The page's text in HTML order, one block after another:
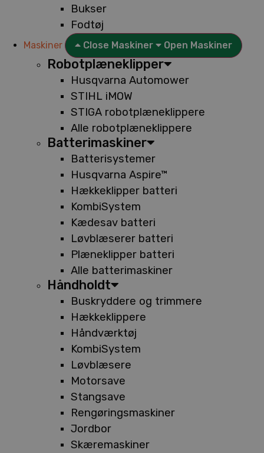
Bukser
Fodtøj
Maskiner Close Maskiner Open Maskiner
Robotplæneklipper
Husqvarna Automower
STIHL iMOW
STIGA robotplæneklippere
Alle robotplæneklippere
Batterimaskiner
Batterisystemer
Husqvarna Aspire™
Hækkeklipper batteri
KombiSystem
Kædesav batteri
Løvblæserer batteri
Plæneklipper batteri
Alle batterimaskiner
Håndholdt
Buskryddere og trimmere
Hækkeklippere
Håndværktøj
KombiSystem
Løvblæsere
Motorsave
Stangsave
Rengøringsmaskiner
Jordbor
Skæremaskiner